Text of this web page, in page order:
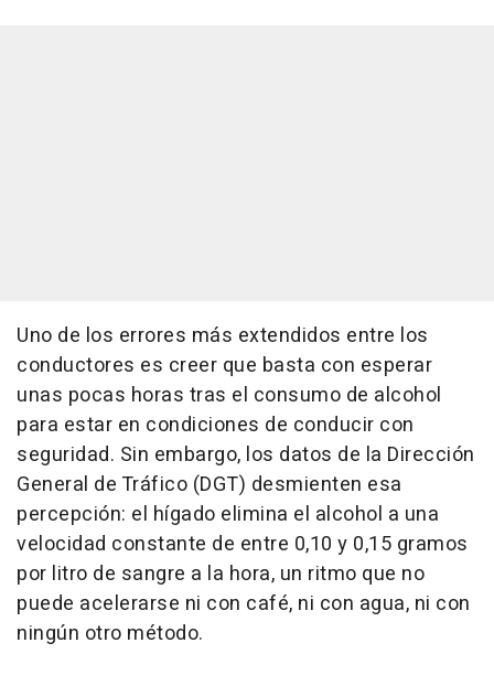
Uno de los errores más extendidos entre los
conductores es creer que basta con esperar
unas pocas horas tras el consumo de alcohol
para estar en condiciones de conducir con
seguridad. Sin embargo, los datos de la Dirección
General de Tráfico (DGT) desmienten esa
percepción: el hígado elimina el alcohol a una
velocidad constante de entre 0,10 y 0,15 gramos
por litro de sangre a la hora, un ritmo que no
puede acelerarse ni con café, ni con agua, ni con
ningún otro método.